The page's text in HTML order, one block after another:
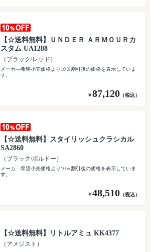
【☆送料無料】ＵＮＤＥＲ ＡＲＭＯＵＲカ
スタム UA1288
（ブラック/レッド）
メーカ―希望小売価格より10％割引後の価格を表示していま
す。
￥87,120 （税込）
【☆送料無料】スタイリッシュクラシカル
SA2860
（ブラック/ボルドー）
メーカ―希望小売価格より10％割引後の価格を表示していま
す。
￥48,510 （税込）
【☆送料無料】リトルアミュ KK4377
（アメジスト）